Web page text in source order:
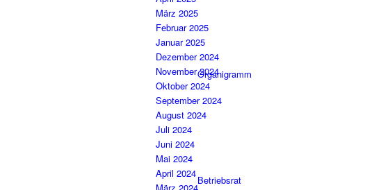
Organigramm
Betriebsrat
März 2025
Februar 2025
Januar 2025
Dezember 2024
November 2024
Oktober 2024
September 2024
August 2024
Juli 2024
Juni 2024
Mai 2024
April 2024